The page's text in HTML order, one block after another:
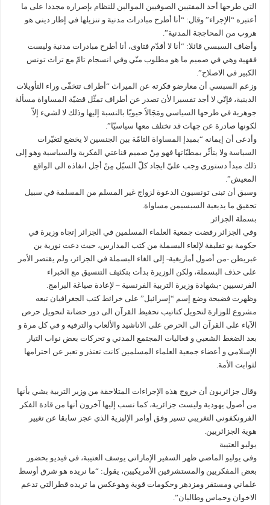
التي طرحها أحد المفتيين الصوفيين الموالين للنظام بإصراره مجددا على ما
أعتبره “الإجراء” وقال: “أنا أطرح مبادرات مدنية و تنزيلها في إطار ديني هو
هروب من المحاججة المدنية”.
وأضاف السبسي قائلا: “أنا لا أقدّم فتاوى، أنا أطرح مبادرات مدنية وليست
فقهية وهي في صميم ما هو مطلوب منّي وفي انسجام تامّ مع تراث تونس
الكبير في الاصلاح”.
وزعم السبسي أن معارضو فكرته عن الميراث “أطراف تتخفّى وراء التأويلات
الدينية، فإنّي لا أجد تفسيرا لأن تصدر عن أطراف تمثّل قضيّة المساواة مسألة
جوهرية في طرحها السياسي ومَجَالاً حيويّا بالنسبة إليها وذلك لا لشيء إلاّ
لكونها صادرة عن جهات قد تختلف معها سياسيّا”.
وأدعى أن إيمانه “بمبدإ المساواة التامّة بين الجنسين لا يخضع لتغيّرات
السياسة ولا يتأثّر بمطبّاتها فهو مِنْ صميم قناعتي الفكرية والسياسية وهو إلى
ذلك مبدأ دستوري وجب عليّ ايجاد كلّ السبّل مِنْ أجل انفاذه الى الواقع
المعيش”.
وسبق أن تبنى تونسيون الدعوة لزواج غير المسلم من المسلمة في سبيل
تحقيق ما يديعية السبسيمن مساواة.
بسملة الجزائر
وفي الجزائر رفضت جمعية العلماء المسلمين في الجزائر إتجاه وزيرة في
حكومة بو تفليقة لإلغاء البسملة من كتب المدارس، حيث دعت نورية بن
غبريطن -من أصول أمازيغية- إلى الغاء البسملة في الجزائر، ولم يقتصر الأمر
على حذف البسملة، ولكن الوزيرة بدأت بتكثيف التنسيق مع الخبراء
الفرنسيين -بشهادة وزيرة التربية الفرنسية – لإعادة صياغة البرامج.
وظهرت فضيحة وضع إسم “إسرائيل” على خرائط كتب الجغرافيان تبعه
مشروع للوزارة لتحويل كتاتيب تحفيظ القرآن الى دور حضانة لتحويل حرص
الآباء على القرآن الى الحرص على الاناشيد والألعاب والترفيه و في كل مرة و
بعد الضغط الشعبي و فعاليات المجتمع المدني و تحركات بعض نواب التيار
الإسلامي و أعضاء جمعية العلماء المسلمين كانت تعتذر و تعبر عن احترامها
لثوابت الأمة.
وقال جزائريون أن خروج هذه الإجراءات المتلاحقة من وزير التربية يشي بأنها
من أصول يهودية وليست جزائرية، كما نسب إليها آخرون أنها من قادة الفكر
الفرونكفوني التغريبي تسير وفق أوامر الإليزية الذي عجز سابقا عن تغيير
هوية الجزائريين.
يوليو العتيبة
وفي يوليو الماضي ظهر السفير الإماراتي يوسف العتيبة، في فيديو بحضور
بعض المفكريين والمستشرقين الأمريكيين، يقول: “ما نريده هو شرق أوسط
علماني ومستقر ومزدهر وحكومات قوية وهوعكس ما تريده قطرالتي تدعم
الاخوان وحماس وطالبان”.